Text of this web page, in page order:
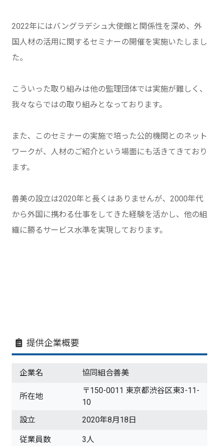
2022年にはバングラデシュ大使館と関係性を深め、外
国人材の活用に関するセミナーの開催を実施いたしまし
た。
こういった取り組みは他の監理団体では実施が難しく、
我々ならではの取り組みとなっております。
また、このセミナーの実施で培った公的機関とのネット
ワークが、人材のご紹介という場面にも活きてきており
ます。
善美の設立は2020年と長くはありませんが、2000年代
から外国に携わる仕事をしてきた経験を活かし、他の組
織に勝るサービス水準を実現しております。
提供企業概要
企業名 協同組合善美
所在地
〒150-0011 東京都渋谷区東3-11-
10
設立
2020年8月18日
従業員数 3人